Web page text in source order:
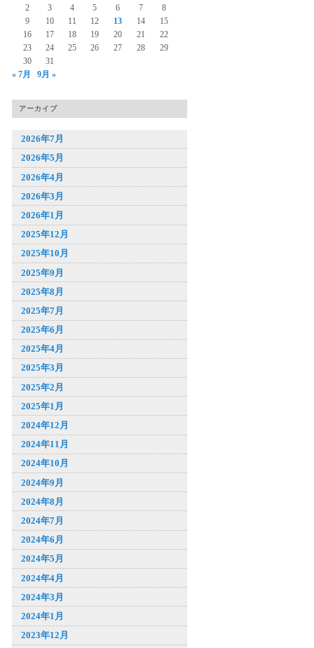
2 3 4 5 6 7
8
9
10 11 12 13 14
15
16
17 18 19 20 21
22
23
24 25 26 27 28
29
30
31
« 7月
9月 »
アーカイブ
2026年7月
2026年5月
2026年4月
2026年3月
2026年1月
2025年12月
2025年10月
2025年9月
2025年8月
2025年7月
2025年6月
2025年4月
2025年3月
2025年2月
2025年1月
2024年12月
2024年11月
2024年10月
2024年9月
2024年8月
2024年7月
2024年6月
2024年5月
2024年4月
2024年3月
2024年1月
2023年12月